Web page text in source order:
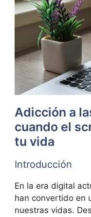
Adicción a
cuando el
tu vida
Introducción
En la era digital
han convertido en
nuestras vidas.